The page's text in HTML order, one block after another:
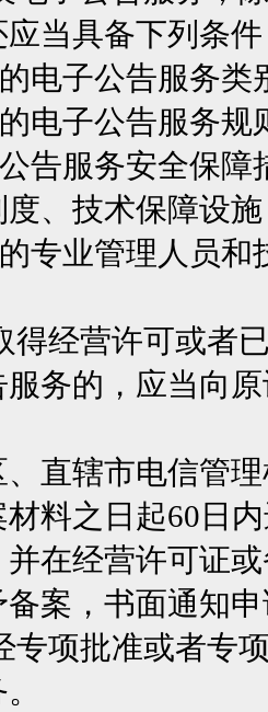
当具备下列条
子公告服务类
子公告服务规
服务安全保障
、技术保障设
业管理人员和
经营许可或者已
务的，应当向
辖市电信管理
料之日起60日
在经营许可证
案，书面通知
项批准或者专项